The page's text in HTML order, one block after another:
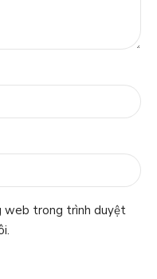
web trong trình duyệt